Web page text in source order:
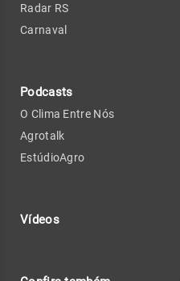
Radar RS
Carnaval
Podcasts
O Clima Entre Nós
Agrotalk
EstúdioAgro
Vídeos